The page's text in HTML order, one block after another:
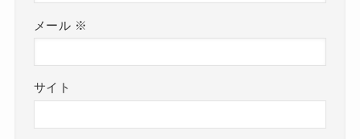
メール ※
サイト